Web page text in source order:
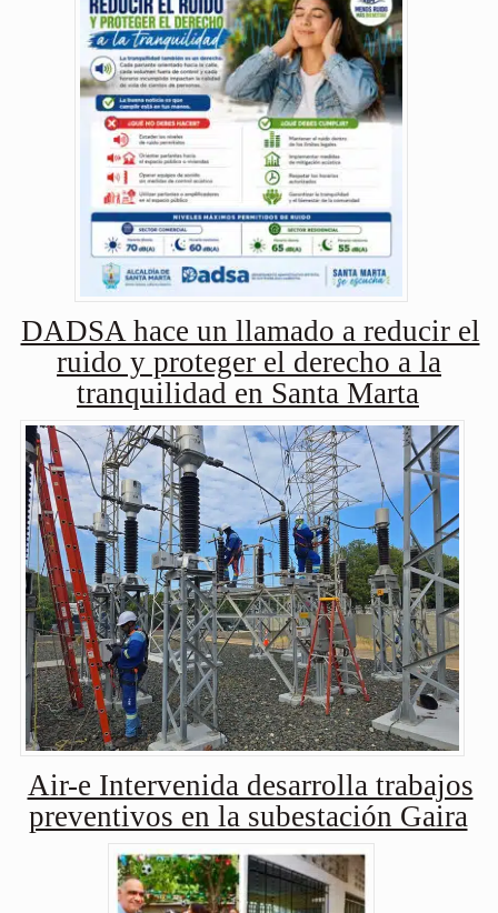
DADSA hace un llamado a reducir el
ruido y proteger el derecho a la
tranquilidad en Santa Marta
Air-e Intervenida desarrolla trabajos
preventivos en la subestación Gaira